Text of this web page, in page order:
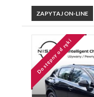
ZAPYTAJ ON-LINE
Dostępny od ręki